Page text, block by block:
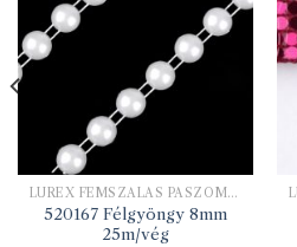
LUREX FÉMSZÁLAS PASZOMÁNYOK
520167 Félgyöngy 8mm
25m/vég